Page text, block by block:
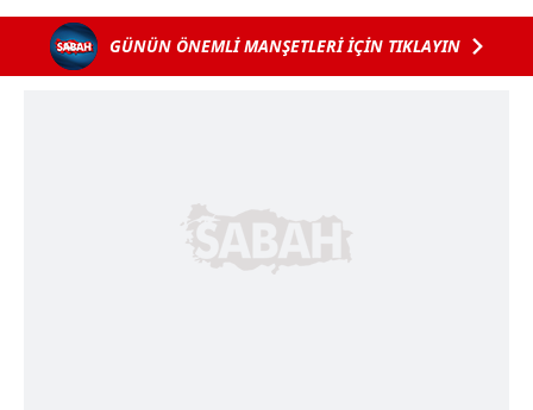
GÜNÜN ÖNEMLİ MANŞETLERİ İÇİN TIKLAYIN